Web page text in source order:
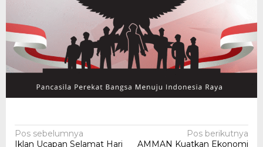
Navigasi
Pos sebelumnya
Iklan Ucapan Selamat Hari
Pos berikutnya
AMMAN Kuatkan Ekonomi